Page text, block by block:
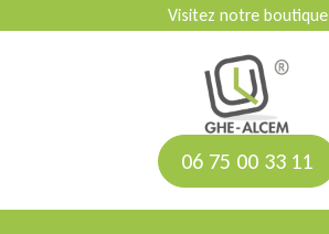
Visitez notre boutique
06 75 00 33 11